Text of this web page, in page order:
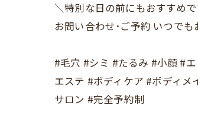
＼特別な日の前にもおすすめ
お問い合わせ･ご予約 いつで
#毛穴 #シミ #たるみ #小顔 #
エステ #ボディケア #ボディ
サロン #完全予約制